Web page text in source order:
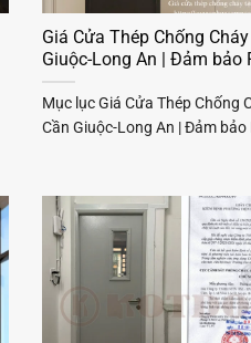
Giá Cửa Thép Chống
Giuộc-Long An | Đảm bảo
Mục lục Giá Cửa Thép Chống
Cần Giuộc-Long An | Đảm bảo